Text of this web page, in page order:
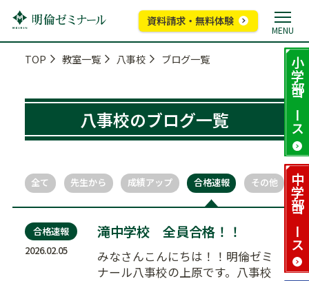
資料請求・無料体験
MENU
小学部
コース
中学部
コース
TOP 教室一覧 八事校 ブログ一覧
八事校のブログ一覧
全て 先生から 成績アップ 合格速報 その他
合格速報
2026.02.05
滝中学校 全員合格！！
みなさんこんにちは！！明倫ゼミ
ナール八事校の上原です。八事校